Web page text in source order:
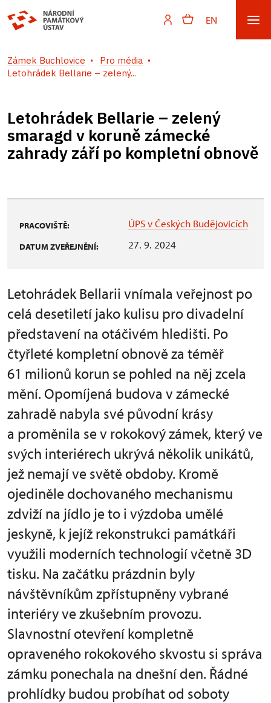
EN
Zámek Buchlovice
Pro média
Letohrádek Bellarie – zelený...
Letohrádek Bellarie – zelený
smaragd v koruně zámecké
zahrady září po kompletní obnově
PRACOVIŠTĚ: ÚPS v Českých Budějovicích
DATUM ZVEŘEJNĚNÍ: 27. 9. 2024
Letohrádek Bellarii vnímala veřejnost po
celá desetiletí jako kulisu pro divadelní
představení na otáčivém hledišti. Po
čtyřleté kompletní obnově za téměř
61 milionů korun se pohled na něj zcela
mění. Opomíjená budova v zámecké
zahradě nabyla své původní krásy
a proměnila se v rokokový zámek, který ve
svých interiérech ukrývá několik unikátů,
jež nemají ve světě obdoby. Kromě
ojediněle dochovaného mechanismu
zdviží na jídlo je to i výzdoba umělé
jeskyně, k jejíž rekonstrukci památkáři
využili moderních technologií včetně 3D
tisku. Na začátku prázdnin byly
návštěvníkům zpřístupněny vybrané
interiéry ve zkušebním provozu.
Slavnostní otevření kompletně
opraveného rokokového skvostu si správa
zámku ponechala na dnešní den. Řádné
prohlídky budou probíhat od soboty